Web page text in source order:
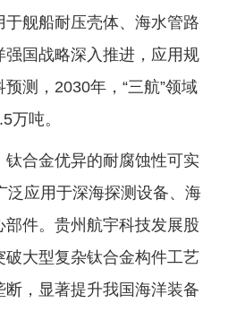
舰船耐压壳体、海水管路
国战略深入推进，应用规
测，2030年，“三航”领域
万吨。
钛合金优异的耐腐蚀性可实
泛应用于深海探测设备、海
件。贵州航宇科技发展股
大型复杂钛合金构件工艺
，显著提升我国海洋装备